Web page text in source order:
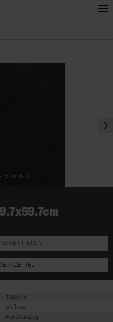
FINDEN
1088976
Unifliese
Feinsteinzeug